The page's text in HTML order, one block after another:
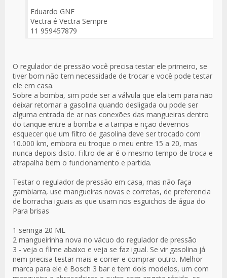
Eduardo GNF
Vectra é Vectra Sempre
11 959457879
O regulador de pressão você precisa testar ele primeiro, se
tiver bom não tem necessidade de trocar e você pode testar
ele em casa.
Sobre a bomba, sim pode ser a válvula que ela tem para não
deixar retornar a gasolina quando desligada ou pode ser
alguma entrada de ar nas conexões das mangueiras dentro
do tanque entre a bomba e a tampa e nçao devemos
esquecer que um filtro de gasolina deve ser trocado com
10.000 km, embora eu troque o meu entre 15 a 20, mas
nunca depois disto. Filtro de ar é o mesmo tempo de troca e
atrapalha bem o funcionamento e partida.
Testar o regulador de pressão em casa, mas não faça
gambiarra, use mangueiras novas e corretas, de preferencia
de borracha iguais as que usam nos esguichos de água do
Para brisas
1 seringa 20 ML
2 mangueirinha nova no vácuo do regulador de pressão
3 - veja o filme abaixo e veja se faz igual. Se vir gasolina já
nem precisa testar mais e correr e comprar outro. Melhor
marca para ele é Bosch 3 bar e tem dois modelos, um com